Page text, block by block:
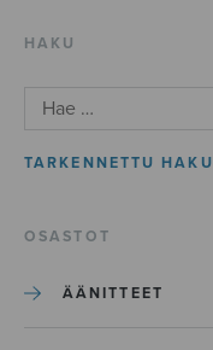
HAKU
TARKENNETTU HAKU
OSASTOT
ÄÄNITTEET